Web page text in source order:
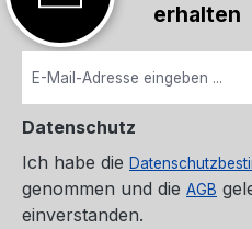
erhalten
Datenschutz
Ich habe die
genommen und die AGB
einverstanden.